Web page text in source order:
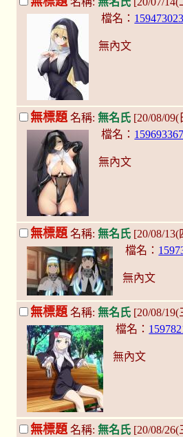
檔名：
無內文
無標題 名稱: 無名氏 [20/08/
檔名：
無內文
無標題 名稱: 無名氏 [20/08/
檔名：
無內文
無標題名稱: 無名氏 [20/08/
檔名：
無內文
無標題 名稱: 無名氏 [20/08/